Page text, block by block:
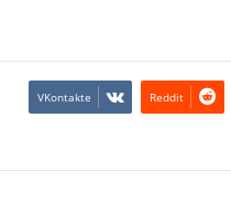
Reddit
VKontakte